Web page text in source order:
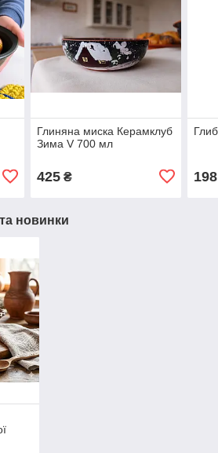
Глиняна миска Керамклуб
Зима V 700 мл
425₴ 198
новинки